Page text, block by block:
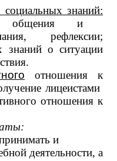
знаний:
общения и
рефлексии;
знаний о ситуации
отношения к
лицеистами
отношения к
и
деятельности, а